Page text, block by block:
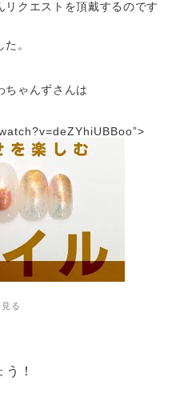
クエストを頂戴するのです
。
ちゃんずさんは
る
！